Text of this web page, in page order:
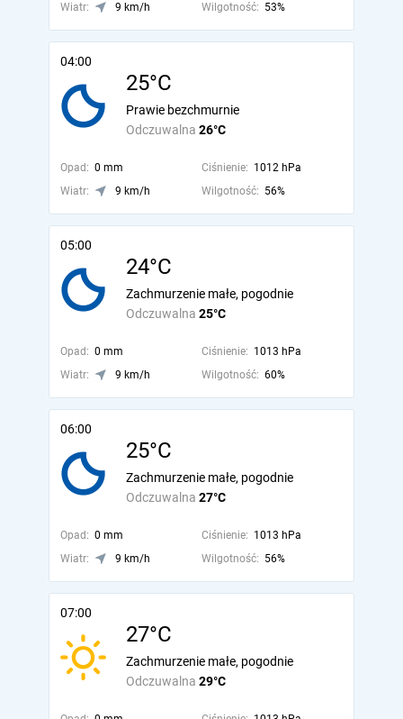
Wiatr:
9 km/h Wilgotność: 53%
04:00
25°C
Odczuwalna 26°C
Prawie bezchmurnie
Opad: 0 mm Ciśnienie: 1012 hPa
Wiatr:
9 km/h Wilgotność: 56%
05:00
24°C
Odczuwalna 25°C
Zachmurzenie małe, pogodnie
Opad: 0 mm Ciśnienie: 1013 hPa
Wiatr:
9 km/h Wilgotność: 60%
06:00
25°C
Odczuwalna 27°C
Zachmurzenie małe, pogodnie
Opad: 0 mm Ciśnienie: 1013 hPa
Wiatr:
9 km/h Wilgotność: 56%
07:00
27°C
Odczuwalna 29°C
Zachmurzenie małe, pogodnie